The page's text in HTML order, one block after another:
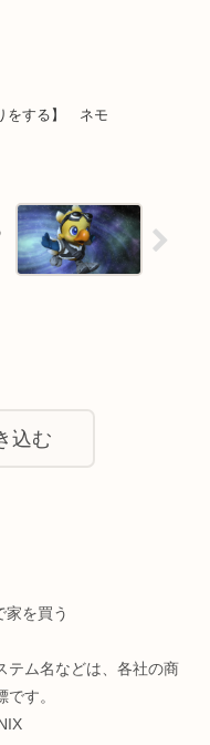
をする】 ネモ
込む
を買う
テム名などは、各社の商
す。